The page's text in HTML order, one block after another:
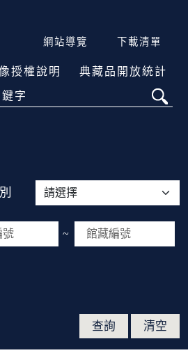
網站導覽 下載清單
授權說明 典藏品開放統計
字
~